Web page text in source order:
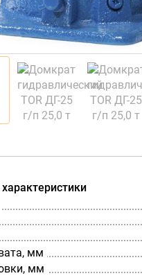
мм
мм